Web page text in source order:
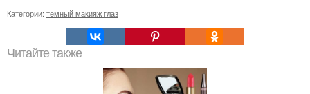
Категории: темный макияж глаз
Читайте также